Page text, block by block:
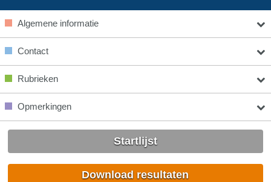
Algemene informatie
Contact
Rubrieken
Opmerkingen
Startlijst
Download resultaten